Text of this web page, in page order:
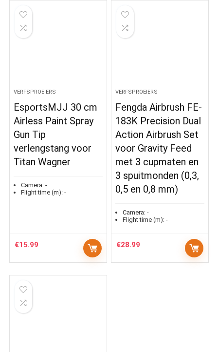
VERFSPROEIERS
EsportsMJJ 30 cm
Airless Paint Spray
Gun Tip
verlengstang voor
Titan Wagner
Camera: -
Flight time (m): -
€15.99
VERFSPROEIERS
Fengda Airbrush FE-
183K Precision Dual
Action Airbrush Set
voor Gravity Feed
met 3 cupmaten en
3 spuitmonden (0,3,
0,5 en 0,8 mm)
Camera: -
Flight time (m): -
€28.99